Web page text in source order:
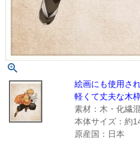
絵画にも使用さ
軽くて丈夫な木
素材：木・化繊
本体サイズ：約
原産国：日本